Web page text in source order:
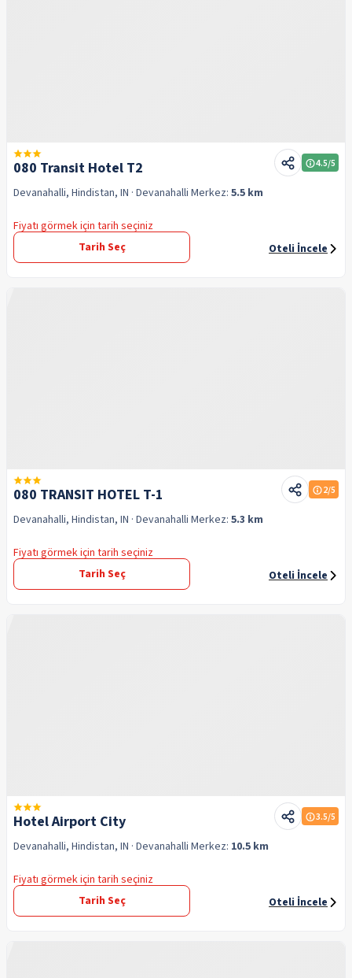
080 Transit Hotel T2 4.5/5
Devanahalli, Hindistan, IN · Devanahalli Merkez: 5.5 km
Fiyatı görmek için tarih seçiniz
Tarih Seç
Oteli İncele
080 TRANSIT HOTEL T-1 2/5
Devanahalli, Hindistan, IN · Devanahalli Merkez: 5.3 km
Fiyatı görmek için tarih seçiniz
Tarih Seç
Oteli İncele
Hotel Airport City 3.5/5
Devanahalli, Hindistan, IN · Devanahalli Merkez: 10.5 km
Fiyatı görmek için tarih seçiniz
Tarih Seç
Oteli İncele